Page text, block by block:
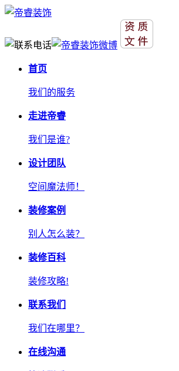
首页
我们的服务
走进帝睿
我们是谁?
设计团队
空间魔法师！
装修案例
别人怎么装？
装修百科
装修攻略!
联系我们
我们在哪里？
在线沟通